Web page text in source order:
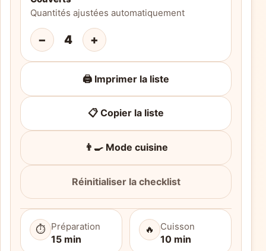
Quantités ajustées automatiquement
− 4 +
🖨️ Imprimer la liste
📋 Copier la liste
👨‍🍳 Mode cuisine
Réinitialiser la checklist
⏱️ Préparation
15 min
🔥 Cuisson
10 min